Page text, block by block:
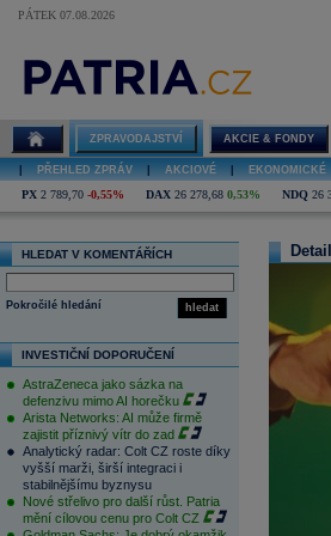
PÁTEK 07.08.2026
ZPRAVODAJSTVÍ AKCIE & FONDY
PŘEHLED ZPRÁV AKCIOVÉ EKONOMICKÉ
PX 2 789,70 -0,55% DAX 26 278,68 0,53% NDQ 26
HLEDAT V KOMENTÁŘÍCH
hledat
Pokročilé hledání
INVESTIČNÍ DOPORUČENÍ
AstraZeneca jako sázka na
defenzivu mimo AI horečku
Arista Networks: AI může firmě
zajistit příznivý vítr do zad
Analytický radar: Colt CZ roste díky
vyšší marži, širší integraci i
stabilnějšímu byznysu
Nové střelivo pro další růst. Patria
mění cílovou cenu pro Colt CZ